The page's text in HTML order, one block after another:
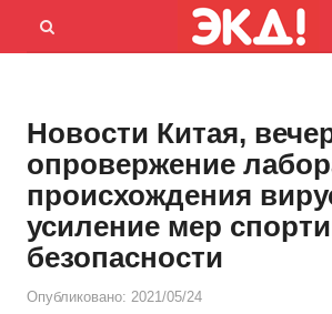
Menu
Открыть
Новости Китая,
опровержение
происхождения
усиление мер
безопасности
Опубликовано: 2021/05/24